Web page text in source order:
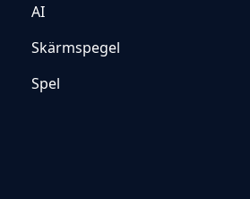
AI
Skärmspegel
Spel